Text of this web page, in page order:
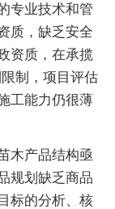
专业技术和管
质，缺乏安全
资质，在承揽
制，项目评估
工能力仍很薄
木产品结构亟
规划缺乏商品
标的分析、核